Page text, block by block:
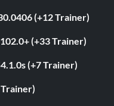
(+12 Trainer)
(+33 Trainer)
(+7 Trainer)